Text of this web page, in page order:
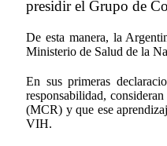
presidir el Grupo de
De esta manera, la
Ministerio de Salud de la
En sus primeras
responsabilidad,
(MCR) y que ese
VIH.